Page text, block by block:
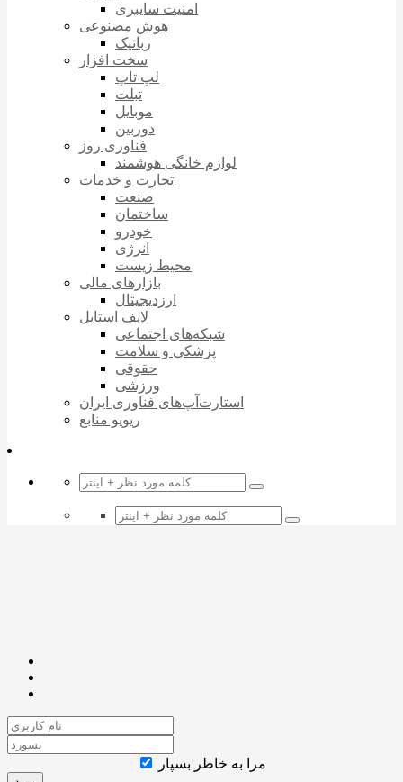
امنیت سایبری
هوش مصنوعی
رباتیک
سخت افزار
لپ تاپ
تبلت
موبایل
دوربین
فناوری روز
لوازم خانگی هوشمند
تجارت و خدمات
صنعت
ساختمان
خودرو
انرژی
محیط زیست
بازارهای مالی
ارزدیجیتال
لایف استایل
شبکه‌های اجتماعی
پزشکی و سلامت
حقوقی
ورزشی
استارت‌آپ‌های فناوری ایران
ریویو منابع
مرا به خاطر بسپار